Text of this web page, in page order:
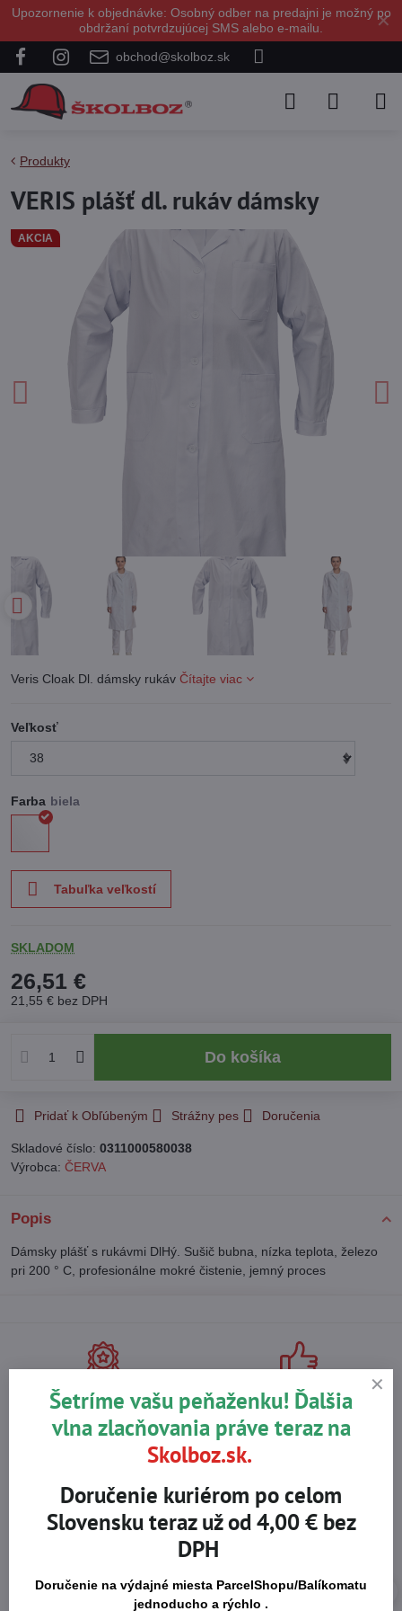
✕
Upozornenie k objednávke: Osobný odber na predajni je možný po
obdržaní potvrdzujúcej SMS alebo e-mailu.
obchod@skolboz.sk
AKCIA
Produkty
VERIS plášť dl. rukáv dámsky
Veris Cloak Dl. dámsky rukáv Čítajte viac
Veľkosť
Farba
Tabuľka veľkostí
SKLADOM
26,51 €
21,55 € bez DPH
Do košíka
Pridať k Obľúbeným Strážny pes Doručenia
Skladové číslo: 0311000580038
Výrobca: ČERVA
Popis
Dámsky plášť s rukávmi DlHý. Sušič bubna, nízka teplota, železo
pri 200 ° C, profesionálne mokré čistenie, jemný proces
Na trhu od r​. 2008 Certifikované výrobky
Skladom viac ako 36 tisíc
Výhodné ceny
Šetríme vašu peňaženku! Ďalšia
vlna zlacňovania práve teraz na
Skolboz.sk.
Doručenie kuriérom po celom
Slovensku teraz už od 4,00 € bez
DPH
Doručenie na výdajné miesta ParcelShopu/Balíkomatu
jednoducho a rýchlo .